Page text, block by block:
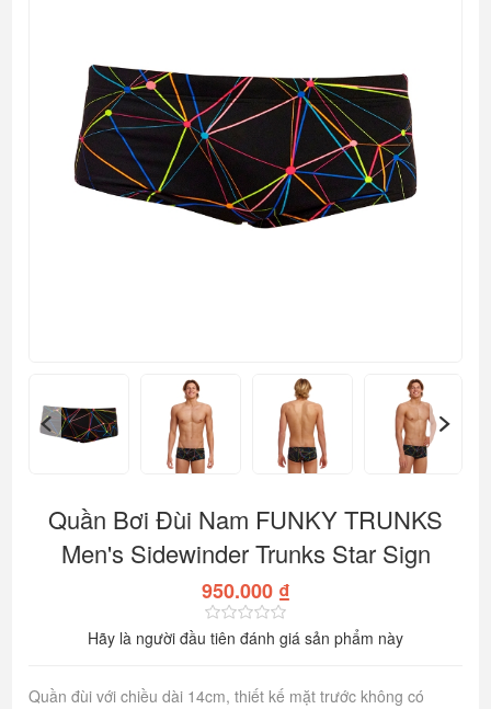
Quần Bơi Đùi Nam FUNKY TRUNKS
Men's Sidewinder Trunks Star Sign
950.000 ₫
Hãy là người đầu tiên đánh giá sản phẩm này
Quần đùi với chiều dài 14cm, thiết kế mặt trước không có